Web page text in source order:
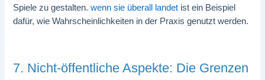
Spiele zu gestalten.wenn sie überall landet ist ein Beispiel
dafür, wie Wahrscheinlichkeiten in der Praxis genutzt werden.
7. Nicht-öffentliche Aspekte: Die Grenzen